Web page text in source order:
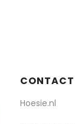
CONTACT
Hoesie.nl